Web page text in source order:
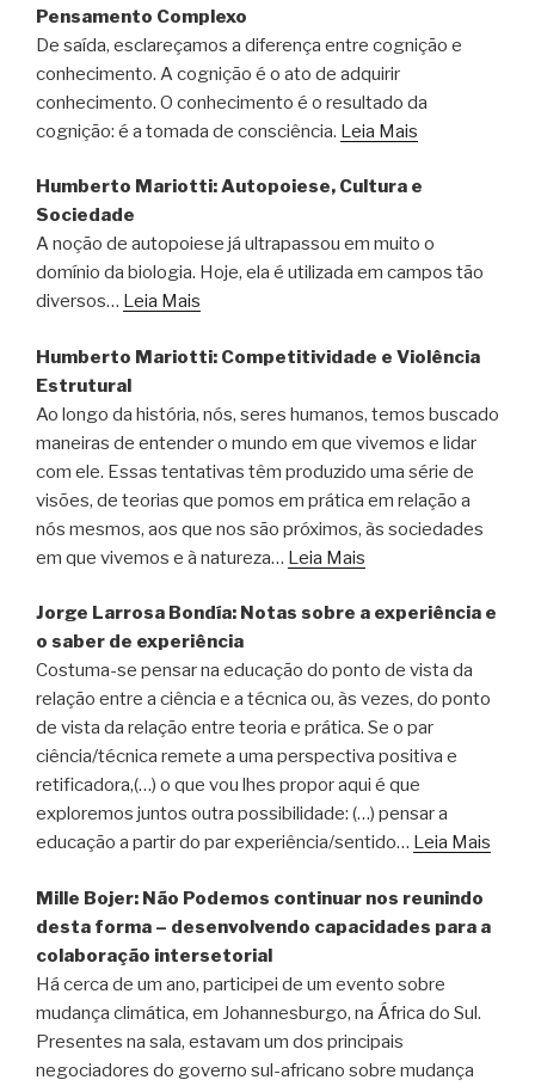
Pensamento Complexo
De saída, esclareçamos a diferença entre cognição e
conhecimento. A cognição é o ato de adquirir
conhecimento. O conhecimento é o resultado da
cognição: é a tomada de consciência. Leia Mais
Humberto Mariotti: Autopoiese, Cultura e
Sociedade
A noção de autopoiese já ultrapassou em muito o
domínio da biologia. Hoje, ela é utilizada em campos tão
diversos… Leia Mais
Humberto Mariotti: Competitividade e Violência
Estrutural
Ao longo da história, nós, seres humanos, temos buscado
maneiras de entender o mundo em que vivemos e lidar
com ele. Essas tentativas têm produzido uma série de
visões, de teorias que pomos em prática em relação a
nós mesmos, aos que nos são próximos, às sociedades
em que vivemos e à natureza… Leia Mais
Jorge Larrosa Bondía: Notas sobre a experiência e
o saber de experiência
Costuma-se pensar na educação do ponto de vista da
relação entre a ciência e a técnica ou, às vezes, do ponto
de vista da relação entre teoria e prática. Se o par
ciência/técnica remete a uma perspectiva positiva e
retificadora,(…) o que vou lhes propor aqui é que
exploremos juntos outra possibilidade: (…) pensar a
educação a partir do par experiência/sentido… Leia Mais
Mille Bojer: Não Podemos continuar nos reunindo
desta forma – desenvolvendo capacidades para a
colaboração intersetorial
Há cerca de um ano, participei de um evento sobre
mudança climática, em Johannesburgo, na África do Sul.
Presentes na sala, estavam um dos principais
negociadores do governo sul-africano sobre mudança